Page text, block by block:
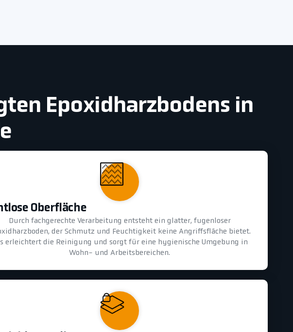
Epoxidharzbodens in
Oberfläche
Durch fachgerechte Verarbeitung entsteht ein glatter, fugenloser
der Schmutz und Feuchtigkeit keine Angriffsfläche bietet.
erleichtert die Reinigung und sorgt für eine hygienische Umgebung in
Wohn- und Arbeitsbereichen.